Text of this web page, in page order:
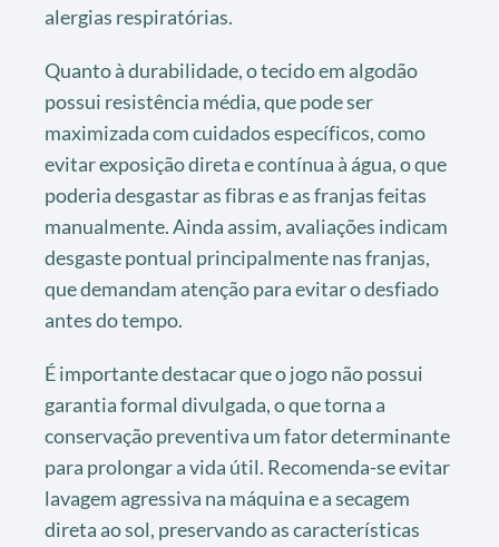
alergias respiratórias.
Quanto à durabilidade, o tecido em algodão
possui resistência média, que pode ser
maximizada com cuidados específicos, como
evitar exposição direta e contínua à água, o que
poderia desgastar as fibras e as franjas feitas
manualmente. Ainda assim, avaliações indicam
desgaste pontual principalmente nas franjas,
que demandam atenção para evitar o desfiado
antes do tempo.
É importante destacar que o jogo não possui
garantia formal divulgada, o que torna a
conservação preventiva um fator determinante
para prolongar a vida útil. Recomenda-se evitar
lavagem agressiva na máquina e a secagem
direta ao sol, preservando as características